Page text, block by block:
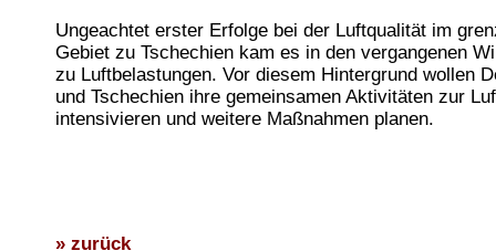
Ungeachtet erster Erfolge bei der Luftqualität im
Gebiet zu Tschechien kam es in den vergangenen
zu Luftbelastungen. Vor diesem Hintergrund wollen
und Tschechien ihre gemeinsamen Aktivitäten zur
intensivieren und weitere Maßnahmen planen.
» zurück